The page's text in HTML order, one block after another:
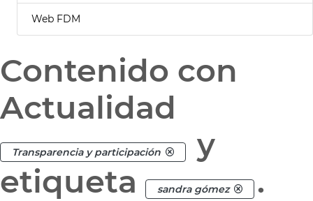
Web FDM
Contenido con
Actualidad
Transparencia y participación
y
etiqueta
sandra gómez .